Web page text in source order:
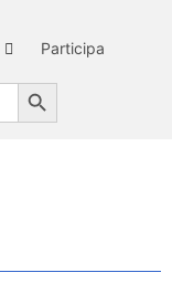
Participa
Search Button